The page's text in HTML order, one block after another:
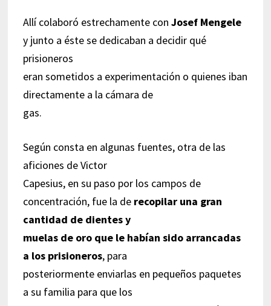
Allí colaboró estrechamente con Josef Mengele
y junto a éste se dedicaban a decidir qué
prisioneros
eran sometidos a experimentación o quienes iban
directamente a la cámara de
gas.
Según consta en algunas fuentes, otra de las
aficiones de Victor
Capesius, en su paso por los campos de
concentración, fue la de recopilar una gran
cantidad de dientes y
muelas de oro que le habían sido arrancadas
a los prisioneros, para
posteriormente enviarlas en pequeños paquetes
a su familia para que los